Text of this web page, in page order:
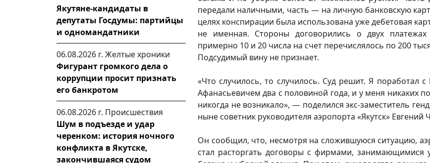
Якутяне-кандидаты в
депутаты Госдумы: партийцы
и одномандатники
06.08.2026 г. Желтые хроники
Фигурант громкого дела о
коррупции просит признать
его банкротом
06.08.2026 г. Происшествия
Шум в подъезде и удар
черенком: история ночного
конфликта в Якутске,
закончившаяся судом
передали наличными, часть — на личную банковскую
целях конспирации была использована уже дебетовая
не именная. Стороны договорились о двух
примерно 10 и 20 числа на счет перечислялось по 200
Подсудимый вину не признает.
«Что случилось, то случилось. Суд решит. Я поработал
Афанасьевичем два с половиной года, и у меня никаких
никогда не возникало», — поделился экс-заместитель
ныне советник руководителя аэропорта «Якутск» Евгений
Он сообщил, что, несмотря на сложившуюся ситуацию,
стал расторгать договоры с фирмами, занимающимися